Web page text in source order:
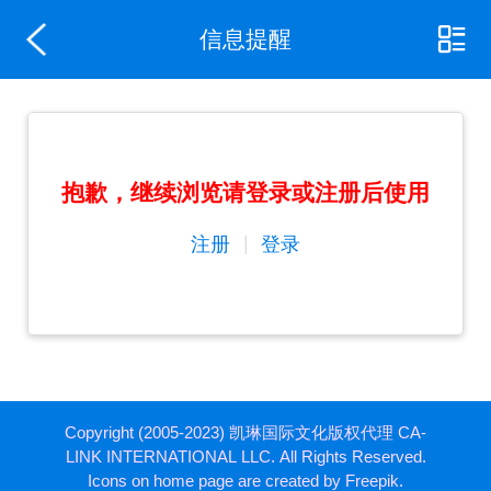
信息提醒
抱歉，继续浏览请登录或注册后使用
注册 登录
Copyright (2005-2023) 凯琳国际文化版权代理 CA-
LINK INTERNATIONAL LLC. All Rights Reserved.
Icons on home page are created by Freepik.